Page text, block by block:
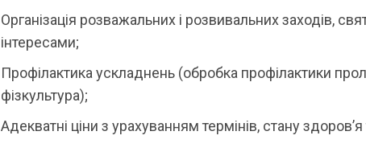
Організація розважальних і розвивальних заходів,
інтересами;
Профілактика ускладнень (обробка профілактики
фізкультура);
Адекватні ціни з урахуванням термінів, стану